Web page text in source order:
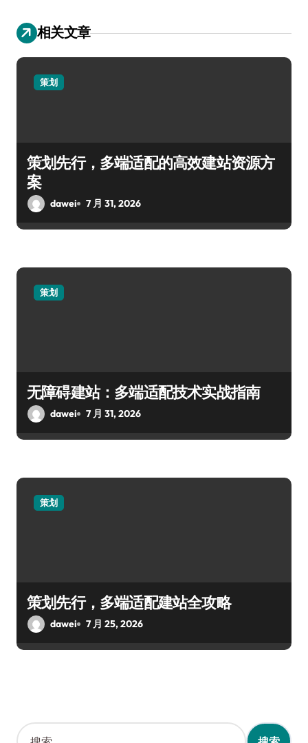
相关文章
策划
策划先行，多端适配的高效建站资源方
案
dawei 7 月 31, 2026
策划
无障碍建站：多端适配技术实战指南
dawei 7 月 31, 2026
策划
策划先行，多端适配建站全攻略
dawei 7 月 25, 2026
搜